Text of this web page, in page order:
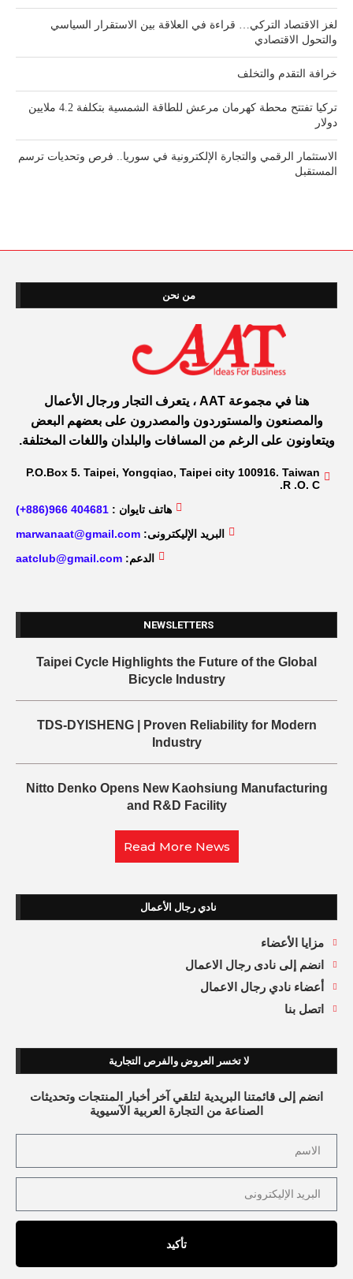
لغز الاقتصاد التركي… قراءة في العلاقة بين الاستقرار السياسي
والتحول الاقتصادي
خرافة التقدم والتخلف
تركيا تفتتح محطة كهرمان مرعش للطاقة الشمسية بتكلفة 4.2 ملايين
دولار
الاستثمار الرقمي والتجارة الإلكترونية في سوريا.. فرص وتحديات ترسم
المستقبل
من نحن
هنا في مجموعة AAT ، يتعرف التجار ورجال الأعمال
والمصنعون والمستوردون والمصدرون على بعضهم البعض
ويتعاونون على الرغم من المسافات والبلدان واللغات المختلفة.
P.O.Box 5. Taipei, Yongqiao, Taipei city 100916. Taiwan
R .O. C.
هاتف تايوان : 404681 966(886+)
البريد الإليكترونى: marwanaat@gmail.com
الدعم: aatclub@gmail.com
NEWSLETTERS
Taipei Cycle Highlights the Future of the Global
Bicycle Industry
TDS-DYISHENG | Proven Reliability for Modern
Industry
Nitto Denko Opens New Kaohsiung Manufacturing
and R&D Facility
Read More News
نادي رجال الأعمال
مزايا الأعضاء
انضم إلى نادى رجال الاعمال
أعضاء نادي رجال الاعمال
اتصل بنا
لا تخسر العروض والفرص التجارية
انضم إلى قائمتنا البريدية لتلقي آخر أخبار المنتجات وتحديثات
الصناعة من التجارة العربية الآسيوية
تأكيد